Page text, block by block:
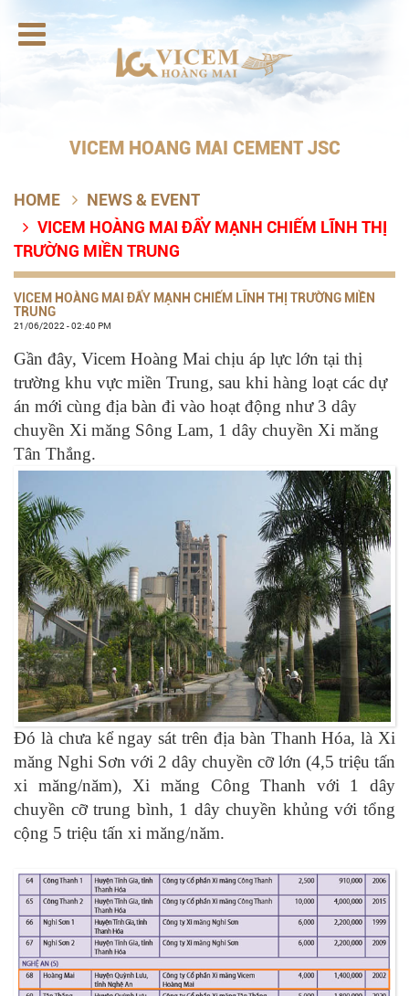

VICEM HOANG MAI CEMENT JSC
HOME  NEWS & EVENT
 VICEM HOÀNG MAI ĐẨY MẠNH CHIẾM LĨNH THỊ
TRƯỜNG MIỀN TRUNG
VICEM HOÀNG MAI ĐẨY MẠNH CHIẾM LĨNH THỊ TRƯỜNG MIỀN
TRUNG
21/06/2022 - 02:40 PM
Gần đây, Vicem Hoàng Mai chịu áp lực lớn tại thị
trường khu vực miền Trung, sau khi hàng loạt các dự
án mới cùng địa bàn đi vào hoạt động như 3 dây
chuyền Xi măng Sông Lam, 1 dây chuyền Xi măng
Tân Thắng.
Đó là chưa kể ngay sát trên địa bàn Thanh Hóa, là Xi
măng Nghi Sơn với 2 dây chuyền cỡ lớn (4,5 triệu tấn
xi măng/năm), Xi măng Công Thanh với 1 dây
chuyền cỡ trung bình, 1 dây chuyền khủng với tổng
cộng 5 triệu tấn xi măng/năm.